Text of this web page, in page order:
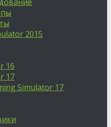
2015
16
17
Simulator 17